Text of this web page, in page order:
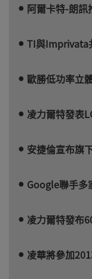
阿爾卡特-朗訊
TI與Imprivata
歐勝低功率立
凌力爾特發表
安捷倫宣布旗
Google聯手多
凌力爾特發布
凌華將參加